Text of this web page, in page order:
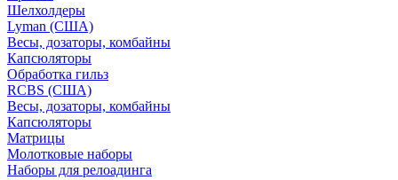
Шелхолдеры
Lyman (США)
Весы, дозаторы, комбайны
Капсюляторы
Обработка гильз
RCBS (США)
Весы, дозаторы, комбайны
Капсюляторы
Матрицы
Молотковые наборы
Наборы для релоадинга